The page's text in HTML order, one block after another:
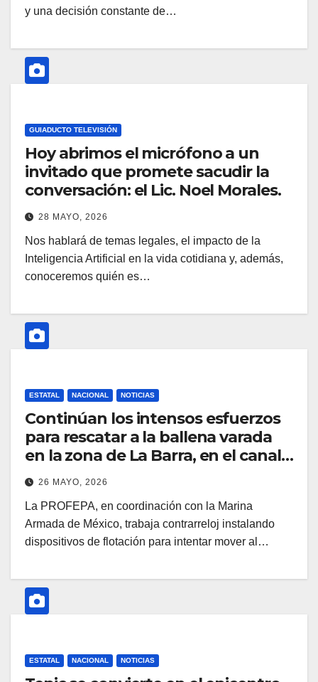
y una decisión constante de…
GUIADUCTO TELEVISIÓN
Hoy abrimos el micrófono a un
invitado que promete sacudir la
conversación: el Lic. Noel Morales.
28 MAYO, 2026
Nos hablará de temas legales, el impacto de la
Inteligencia Artificial en la vida cotidiana y, además,
conoceremos quién es…
ESTATAL NACIONAL NOTICIAS
Continúan los intensos esfuerzos
para rescatar a la ballena varada
en la zona de La Barra, en el canal
de Cuautla.
26 MAYO, 2026
La PROFEPA, en coordinación con la Marina
Armada de México, trabaja contrarreloj instalando
dispositivos de flotación para intentar mover al…
ESTATAL NACIONAL NOTICIAS